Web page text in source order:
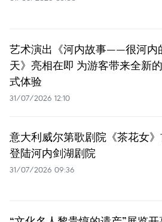
艺术演出《河内故事——很河内
天》亮相在即 为游客带来全新
式体验
31/07/2026 12:10
意大利威尔第歌剧院《茶花女》
登陆河内剑湖剧院
31/07/2026 09:36